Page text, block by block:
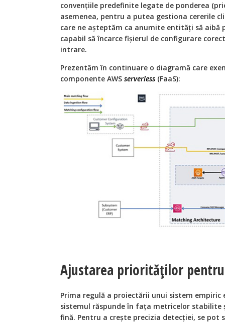
convențiile predefinite legate de ponderea
asemenea, pentru a putea gestiona cererile
care ne așteptăm ca anumite entități să
capabil să încarce fișierul de configurare
intrare.
Prezentăm în continuare o diagramă care
componente AWS serverless (FaaS):
Ajustarea priorităților
Prima regulă a proiectării unui sistem empiric
sistemul răspunde în fața metricelor stabilite
fină. Pentru a crește precizia detecției, se pot